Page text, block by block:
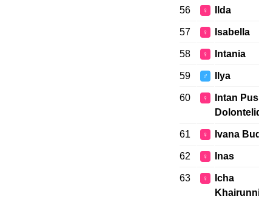
56 ♀ Ilda
57 ♀ Isabella
58 ♀ Intania
59 ♂ Ilya
60 ♀
Intan
61 ♀ Ivana
62 ♀ Inas
63 ♀
Icha